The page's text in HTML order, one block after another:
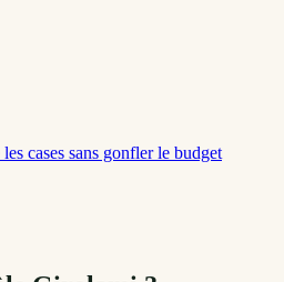
cases sans gonfler le budget